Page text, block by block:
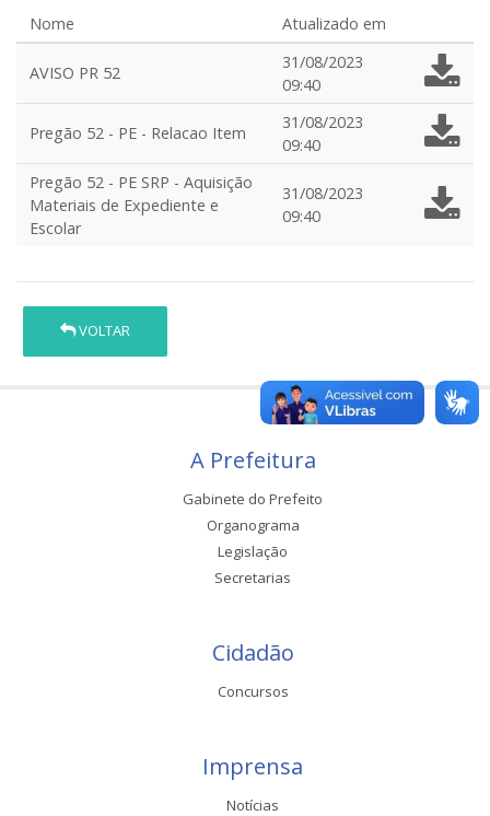
Nome Atualizado em
AVISO PR 52
31/08/2023
09:40
Pregão 52 - PE - Relacao Item
31/08/2023
09:40
Pregão 52 - PE SRP - Aquisição
Materiais de Expediente e
Escolar
31/08/2023
09:40
VOLTAR
A Prefeitura
Gabinete do Prefeito
Organograma
Legislação
Secretarias
Cidadão
Concursos
Imprensa
Notícias